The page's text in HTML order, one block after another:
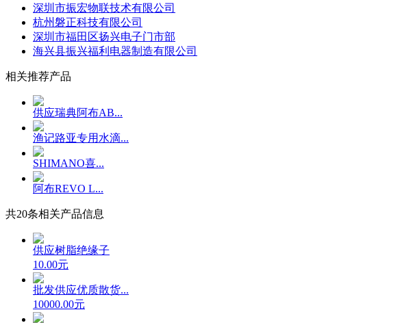
深圳市振宏物联技术有限公司
杭州磐正科技有限公司
深圳市福田区扬兴电子门市部
海兴县振兴福利电器制造有限公司
相关推荐产品
供应瑞典阿布AB...
渔记路亚专用水滴...
SHIMANO喜...
阿布REVO L...
共20条相关产品信息
供应树脂绝缘子
10.00元
批发供应优质散货...
10000.00元